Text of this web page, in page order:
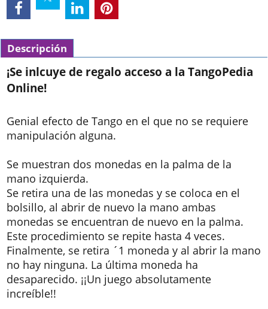
Descripción
¡Se inlcuye de regalo acceso a la TangoPedia
Online!
Genial efecto de Tango en el que no se requiere
manipulación alguna.
Se muestran dos monedas en la palma de la
mano izquierda.
Se retira una de las monedas y se coloca en el
bolsillo, al abrir de nuevo la mano ambas
monedas se encuentran de nuevo en la palma.
Este procedimiento se repite hasta 4 veces.
Finalmente, se retira ´1 moneda y al abrir la mano
no hay ninguna. La última moneda ha
desaparecido. ¡¡Un juego absolutamente
increíble!!